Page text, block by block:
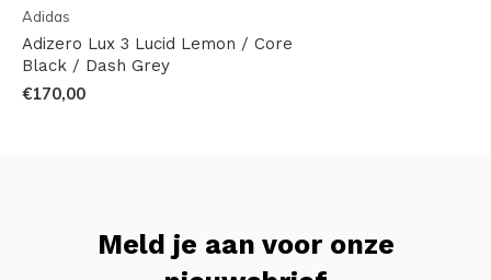
Adidas
Adizero Lux 3 Lucid Lemon / Core
Black / Dash Grey
€170,00
Meld je aan voor onze